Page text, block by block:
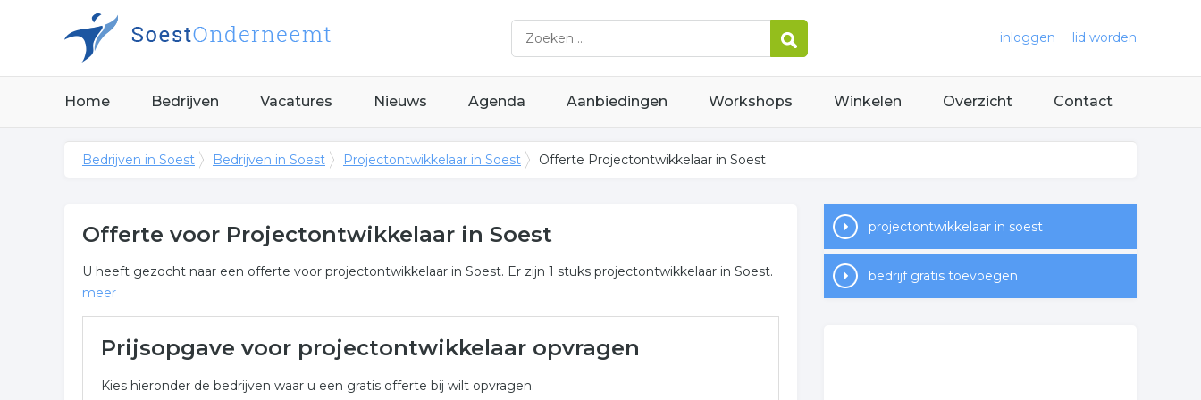
inloggen lid worden
Home Bedrijven Vacatures Nieuws Agenda Aanbiedingen Workshops Winkelen Overzicht Contact
Bedrijven in Soest Bedrijven in Soest Projectontwikkelaar in Soest Offerte Projectontwikkelaar in Soest
Offerte voor Projectontwikkelaar in Soest
U heeft gezocht naar een offerte voor projectontwikkelaar in Soest. Er zijn 1 stuks projectontwikkelaar in Soest.
meer
Soest voor een vrijblijvende aanvraag.
Prijsopgave voor projectontwikkelaar opvragen
Kies hieronder de bedrijven waar u een gratis offerte bij wilt opvragen.
projectontwikkelaar in soest
bedrijf gratis toevoegen